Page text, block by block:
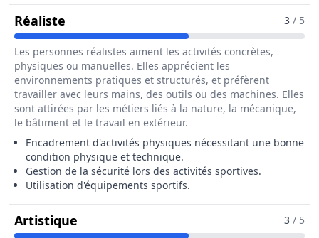
Réaliste Pour Le Métier De Animateur Socio-
3 / 5
Les personnes réalistes aiment les activités concrètes,
physiques ou manuelles. Elles apprécient les
environnements pratiques et structurés, et préfèrent
travailler avec leurs mains, des outils ou des machines. Elles
sont attirées par les métiers liés à la nature, la mécanique,
le bâtiment et le travail en extérieur.
Encadrement d'activités physiques nécessitant une bonne
condition physique et technique.
Gestion de la sécurité lors des activités sportives.
Utilisation d'équipements sportifs.
Artistique Pour Le Métier De Animateur Socio-
3 / 5